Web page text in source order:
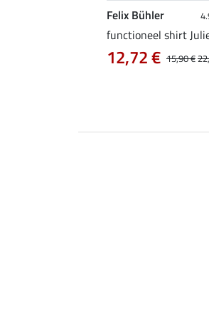
Felix Bühler
functioneel shirt
15,90 €
12,72 €